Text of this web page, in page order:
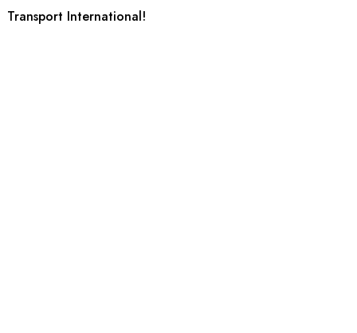
Transport International!